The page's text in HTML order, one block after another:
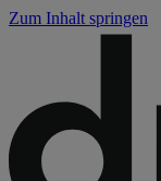
Zum Inhalt springen